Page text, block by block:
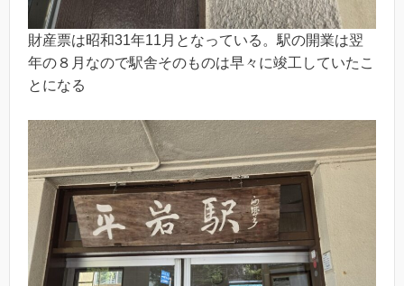
財産票は昭和31年11月となっている。駅の開業は翌
年の８月なので駅舎そのものは早々に竣工していたこ
とになる